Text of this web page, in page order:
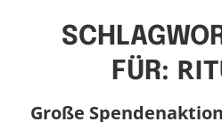
FÜR:
Große